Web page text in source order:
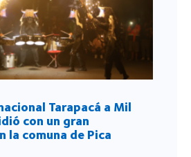
Tarapacá a Mil
con un gran
la comuna de Pica